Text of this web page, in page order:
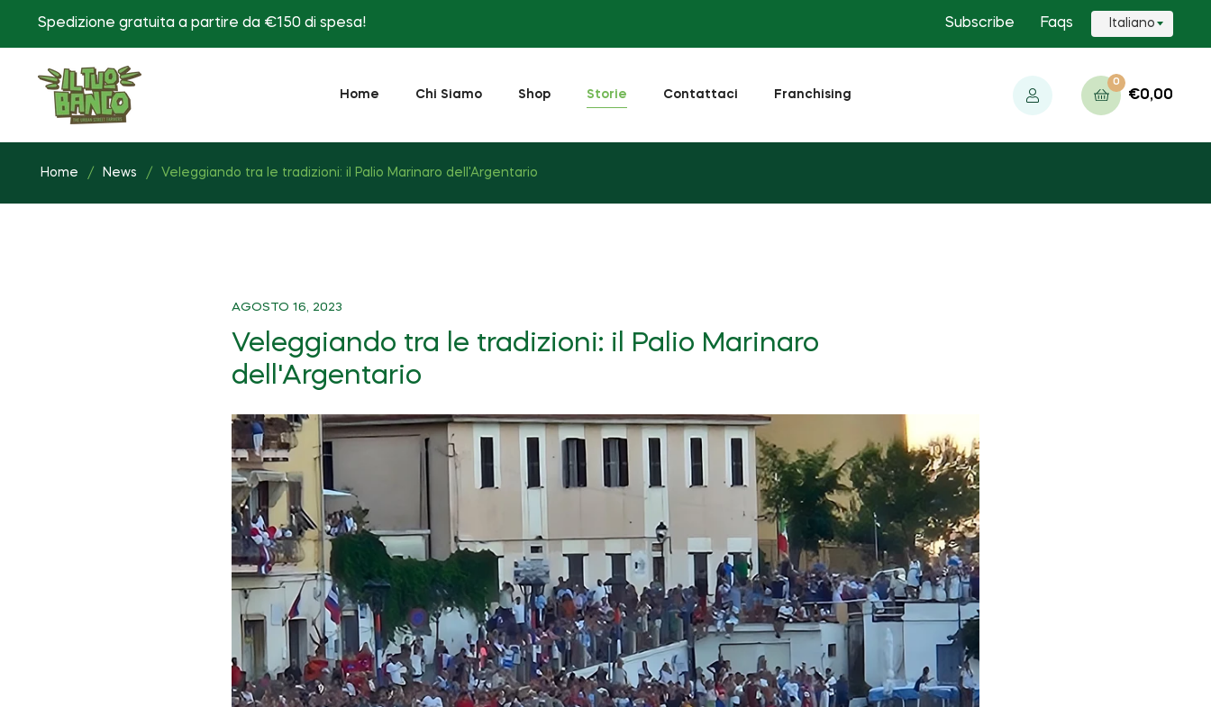
Spedizione gratuita a partire da €150 di spesa! Subscribe Faqs
Home Chi Siamo Shop Storie Contattaci Franchising Carrello
0
€0,00
Home / News / Veleggiando tra le tradizioni: il Palio Marinaro dell'Argentario
AGOSTO 16, 2023
Veleggiando tra le tradizioni: il Palio Marinaro
dell'Argentario